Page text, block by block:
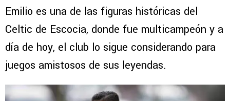
Emilio es una de las figuras históricas del
Celtic de Escocia, donde fue multicampeón y a
día de hoy, el club lo sigue considerando para
juegos amistosos de sus leyendas.